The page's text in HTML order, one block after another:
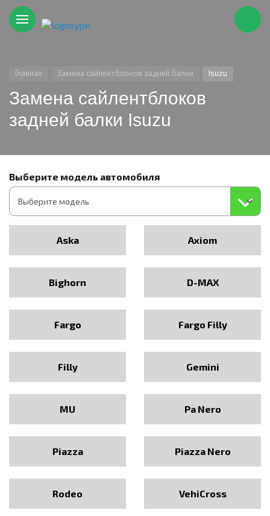
Главная Замена сайлентблоков задней балки Isuzu
Замена сайлентблоков
задней балки Isuzu
Выберите модель автомобиля
Aska Axiom
Bighorn D-MAX
Fargo Fargo Filly
Filly Gemini
MU Pa Nero
Piazza Piazza Nero
Rodeo VehiCross